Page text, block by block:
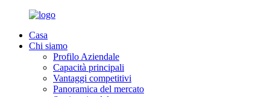
Casa
Chi siamo
Profilo Aziendale
Capacità principali
Vantaggi competitivi
Panoramica del mercato